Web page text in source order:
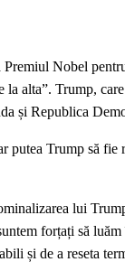
Nobel
la alta”. Trump,
și Republica
putea Trump să fie
lui
forțați să luăm
și de a reseta